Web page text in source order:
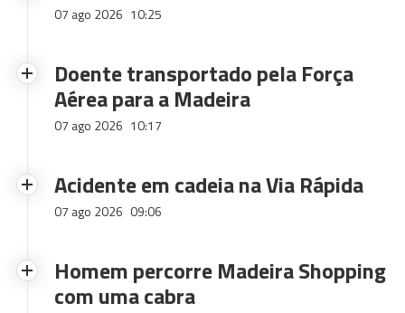
07 ago 2026 10:25
Doente transportado pela Força
Aérea para a Madeira
07 ago 2026 10:17
Acidente em cadeia na Via Rápida
07 ago 2026 09:06
Homem percorre Madeira Shopping
com uma cabra